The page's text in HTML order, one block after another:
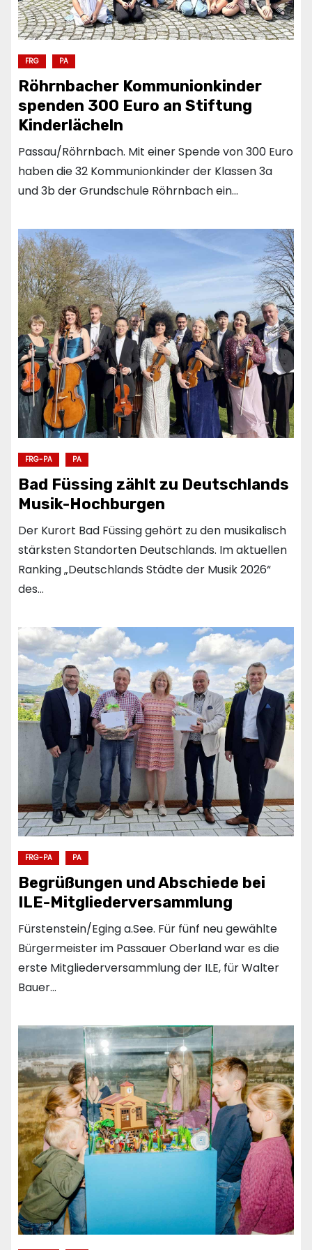
FRG PA
Röhrnbacher Kommunionkinder
spenden 300 Euro an Stiftung
Kinderlächeln
Passau/Röhrnbach. Mit einer Spende von 300 Euro
haben die 32 Kommunionkinder der Klassen 3a
und 3b der Grundschule Röhrnbach ein…
FRG-PA PA
Bad Füssing zählt zu Deutschlands
Musik-Hochburgen
Der Kurort Bad Füssing gehört zu den musikalisch
stärksten Standorten Deutschlands. Im aktuellen
Ranking „Deutschlands Städte der Musik 2026“
des…
FRG-PA PA
Begrüßungen und Abschiede bei
ILE-Mitgliederversammlung
Fürstenstein/Eging a.See. Für fünf neu gewählte
Bürgermeister im Passauer Oberland war es die
erste Mitgliederversammlung der ILE, für Walter
Bauer…